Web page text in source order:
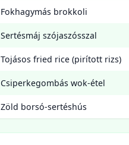
Fokhagymás brokkoli
Sertésmáj szójaszósszal
Tojásos fried rice (pirított rizs)
Csiperkegombás wok-étel
Zöld borsó-sertéshús